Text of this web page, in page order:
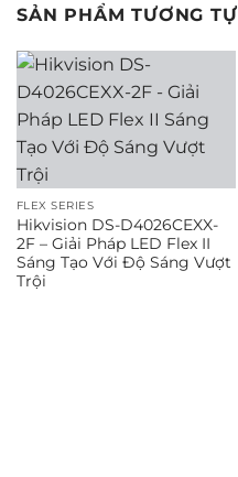
SẢN PHẨM TƯƠNG TỰ
FLEX SERIES
Hikvision DS-D4026CEXX-
2F – Giải Pháp LED Flex II
Sáng Tạo Với Độ Sáng Vượt
Trội